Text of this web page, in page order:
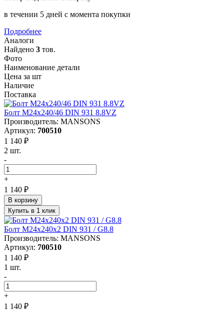
в течении 5 дней с момента покупки
Подробнее
Аналоги
Найдено 3 тов.
Фото
Наименование детали
Цена за шт
Наличие
Поставка
Болт М24х240/46 DIN 931 8.8VZ
Производитель: MANSONS
Артикул: 700510
1 140 ₽
2 шт.
-
+
1 140 ₽
В корзину
Купить в 1 клик
Болт М24х240х2 DIN 931 / G8.8
Производитель: MANSONS
Артикул: 700510
1 140 ₽
1 шт.
-
+
1 140 ₽